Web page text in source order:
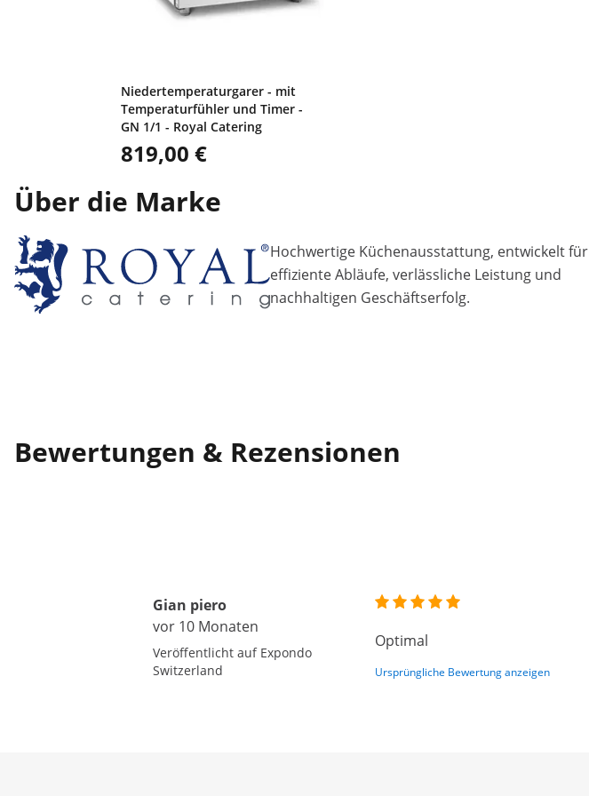
Niedertemperaturgarer - mit
Temperaturfühler und Timer -
GN 1/1 - Royal Catering
819,00 €
Über die Marke
Hochwertige Küchenausstattung, entwickelt für
effiziente Abläufe, verlässliche Leistung und
nachhaltigen Geschäftserfolg.
Bewertungen & Rezensionen
Gian piero
vor 10 Monaten
Veröffentlicht auf Expondo
Switzerland
Optimal
Ursprüngliche Bewertung anzeigen